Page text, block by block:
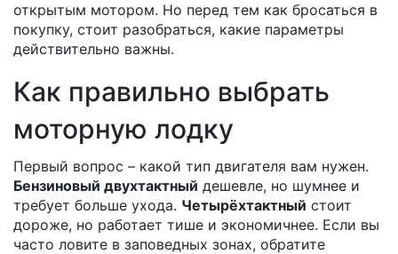
открытым мотором. Но перед тем как бросаться в
покупку, стоит разобраться, какие параметры
действительно важны.
Как правильно выбрать
моторную лодку
Первый вопрос – какой тип двигателя вам нужен.
Бензиновый двухтактный дешевле, но шумнее и
требует больше ухода. Четырёхтактный стоит
дороже, но работает тише и экономичнее. Если вы
часто ловите в заповедных зонах, обратите